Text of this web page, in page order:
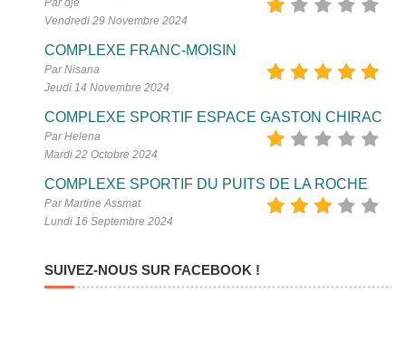
Par dje
Vendredi 29 Novembre 2024
COMPLEXE FRANC-MOISIN
Par Nisana
Jeudi 14 Novembre 2024
COMPLEXE SPORTIF ESPACE GASTON CHIRAC
Par Helena
Mardi 22 Octobre 2024
COMPLEXE SPORTIF DU PUITS DE LA ROCHE
Par Martine Assmat
Lundi 16 Septembre 2024
SUIVEZ-NOUS SUR FACEBOOK !